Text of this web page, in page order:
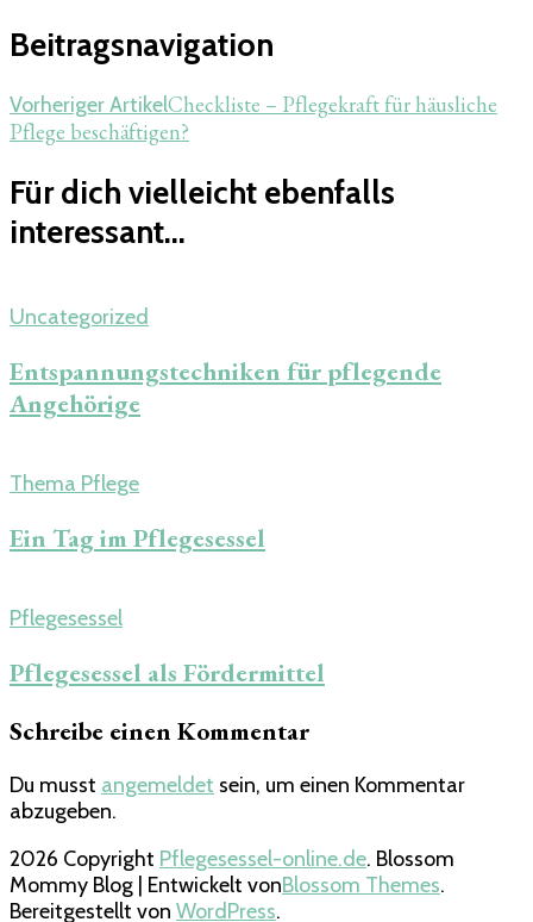
Beitragsnavigation
Vorheriger ArtikelCheckliste – Pflegekraft für häusliche
Pflege beschäftigen?
Für dich vielleicht ebenfalls
interessant...
Uncategorized
Entspannungstechniken für pflegende
Angehörige
Thema Pflege
Ein Tag im Pflegesessel
Pflegesessel
Pflegesessel als Fördermittel
Schreibe einen Kommentar
Du musst angemeldet sein, um einen Kommentar
abzugeben.
2026 Copyright Pflegesessel-online.de. Blossom
Mommy Blog | Entwickelt vonBlossom Themes.
Bereitgestellt von WordPress.